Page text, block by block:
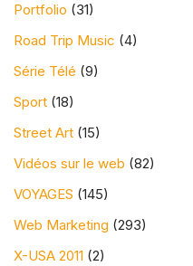
Portfolio (31)
Road Trip Music (4)
Série Télé (9)
Sport (18)
Street Art (15)
Vidéos sur le web (82)
VOYAGES (145)
Web Marketing (293)
X-USA 2011 (2)